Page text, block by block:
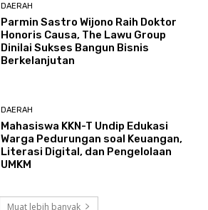
DAERAH
Parmin Sastro Wijono Raih Doktor
Honoris Causa, The Lawu Group
Dinilai Sukses Bangun Bisnis
Berkelanjutan
DAERAH
Mahasiswa KKN-T Undip Edukasi
Warga Pedurungan soal Keuangan,
Literasi Digital, dan Pengelolaan
UMKM
Muat lebih banyak